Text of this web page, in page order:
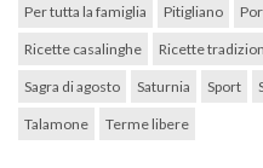
Per tutta la famiglia Pitigliano
Ricette casalinghe Ricette
Sagra di agosto Saturnia Sport
Talamone Terme libere